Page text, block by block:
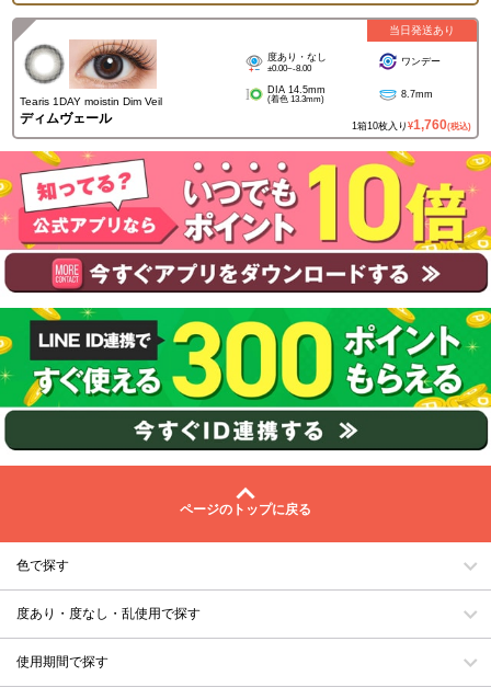
Tearis 1DAY moistin Dim Veil
ディムヴェール
度あり・なし
±0.00~-8.00
ワンデー
DIA 14.5mm
(着色 13.3mm) 8.7mm
1箱10枚入り ¥1,760(税込)
当日発送あり
ページのトップに戻る
色で探す
度あり・度なし・乱使用で探す
使用期間で探す